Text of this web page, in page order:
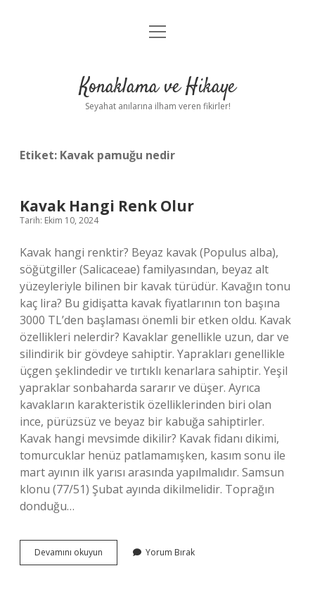
Anasayfa
Yasal Uyarı
menüyü
Konaklama ve Hikaye
Seyahat anılarına ilham veren fikirler!
Etiket: Kavak pamuğu nedir
Kavak Hangi Renk Olur
Tarih: Ekim 10, 2024
Kavak hangi renktir? Beyaz kavak (Populus alba),
söğütgiller (Salicaceae) familyasından, beyaz alt
yüzeyleriyle bilinen bir kavak türüdür. Kavağın tonu
kaç lira? Bu gidişatta kavak fiyatlarının ton başına
3000 TL’den başlaması önemli bir etken oldu. Kavak
özellikleri nelerdir? Kavaklar genellikle uzun, dar ve
silindirik bir gövdeye sahiptir. Yaprakları genellikle
üçgen şeklindedir ve tırtıklı kenarlara sahiptir. Yeşil
yapraklar sonbaharda sararır ve düşer. Ayrıca
kavakların karakteristik özelliklerinden biri olan
ince, pürüzsüz ve beyaz bir kabuğa sahiptirler.
Kavak hangi mevsimde dikilir? Kavak fidanı dikimi,
tomurcuklar henüz patlamamışken, kasım sonu ile
mart ayının ilk yarısı arasında yapılmalıdır. Samsun
klonu (77/51) Şubat ayında dikilmelidir. Toprağın
donduğu…
Devamını okuyun
Hangi
Yorum Bırak